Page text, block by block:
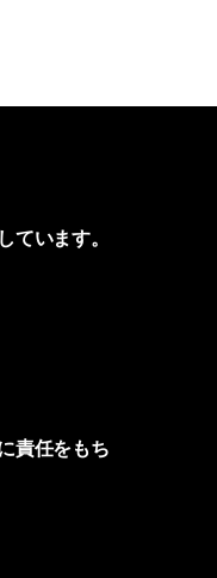
ています。
責任をもち